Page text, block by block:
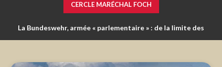
CERCLE MARÉCHAL FOCH
La Bundeswehr, armée « parlementaire » : de la limite des
Une urgence : reconstruire la défense opérationnelle du